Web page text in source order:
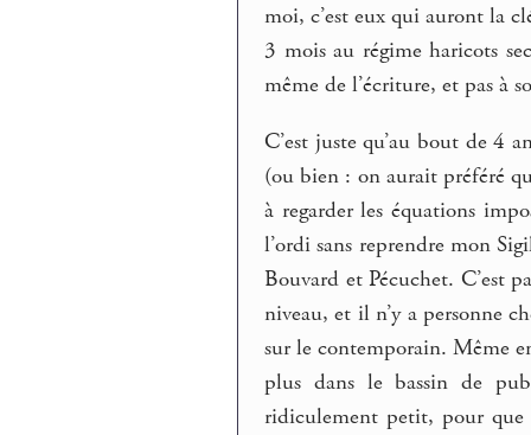
moi, c’est eux qui auront la
3 mois au régime haricots
même de l’écriture, et pas à
C’est juste qu’au bout de 4
(ou bien : on aurait préféré
à regarder les équations
l’ordi sans reprendre mon
Bouvard et Pécuchet. C’est
niveau, et il n’y a personne
sur le contemporain. Même
plus dans le bassin de
ridiculement petit, pour que